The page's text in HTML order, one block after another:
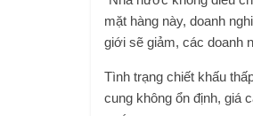
mặt hàng này, doanh
giới sẽ giảm, các doanh
Tình trạng chiết khấu
cung không ổn định, giá